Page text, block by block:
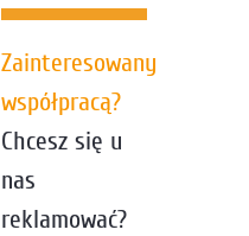
Zainteresowany
współpracą?
Chcesz się u
nas
reklamować?